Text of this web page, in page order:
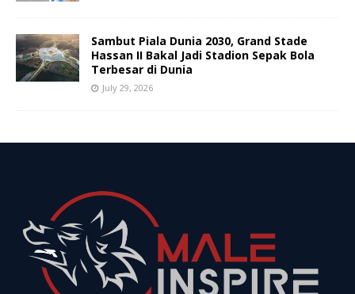
Sambut Piala Dunia 2030, Grand Stade
Hassan II Bakal Jadi Stadion Sepak Bola
Terbesar di Dunia
July 29, 2026